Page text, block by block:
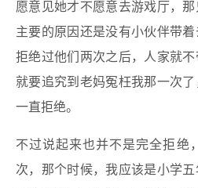
愿意见她才不愿意去游戏厅，那
主要的原因还是没有小伙伴带
拒绝过他们两次之后，人家就不
就要追究到老妈冤枉我那一次
一直拒绝。
不过说起来也并不是完全拒绝
次，那个时候，我应该是小学